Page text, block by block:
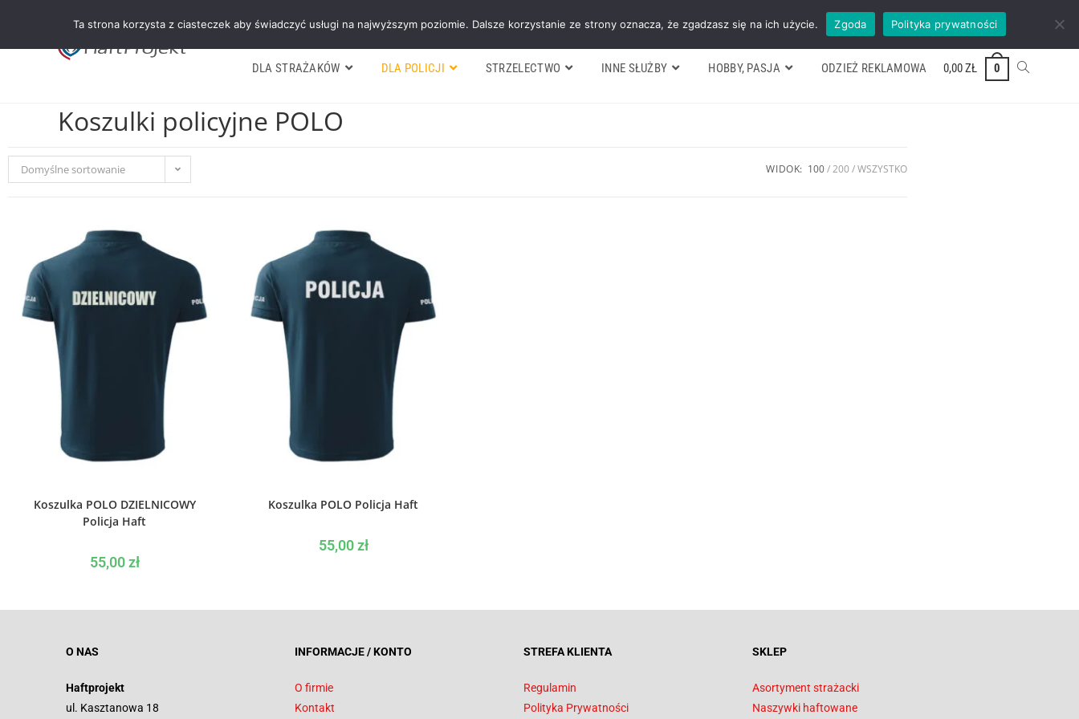
Formularz wyceny Kontakt ZADZWOŃ TEL. 600 352 938
DLA STRAŻAKÓW DLA POLICJI STRZELECTWO INNE SŁUŻBY HOBBY, PASJA ODZIEŻ REKLAMOWA 0,00ZŁ 0
Koszulki policyjne POLO
Domyślne sortowanie WIDOK: 100 200 WSZYSTKO
Koszulka POLO DZIELNICOWY
Policja Haft
55,00zł
Koszulka POLO Policja Haft
55,00zł
O NAS
Haftprojekt
ul. Kasztanowa 18
INFORMACJE / KONTO
O firmie
Kontakt
STREFA KLIENTA
Regulamin
Polityka Prywatności
SKLEP
Asortyment strażacki
Naszywki haftowane
Ta strona korzysta z ciasteczek aby świadczyć usługi na najwyższym poziomie. Dalsze korzystanie ze strony oznacza, że zgadzasz się na ich użycie. Zgoda Polityka prywatności